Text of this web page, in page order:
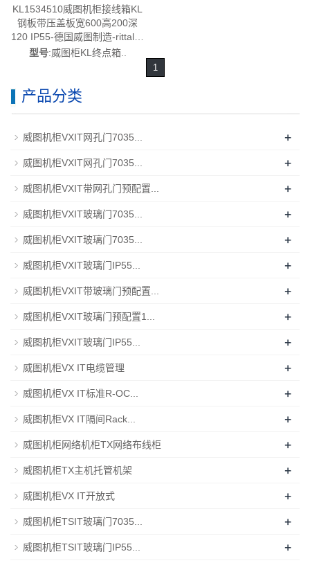
KL1534510威图机柜接线箱KL
钢板带压盖板宽600高200深
120 IP55-德国威图制造-rittal威
图柜威图电柜威图控制机柜威
型号:威图柜KL终点箱..
1
产品分类
威图机柜VXIT网孔门7035... +
威图机柜VXIT网孔门7035... +
威图机柜VXIT带网孔门预配置... +
威图机柜VXIT玻璃门7035... +
威图机柜VXIT玻璃门7035... +
威图机柜VXIT玻璃门IP55... +
威图机柜VXIT带玻璃门预配置... +
威图机柜VXIT玻璃门预配置1... +
威图机柜VXIT玻璃门IP55... +
威图机柜VX IT电缆管理 +
威图机柜VX IT标准R-OC... +
威图机柜VX IT隔间Rack... +
威图机柜网络机柜TX网络布线柜 +
威图机柜TX主机托管机架 +
威图机柜VX IT开放式 +
威图机柜TSIT玻璃门7035... +
威图机柜TSIT玻璃门IP55... +